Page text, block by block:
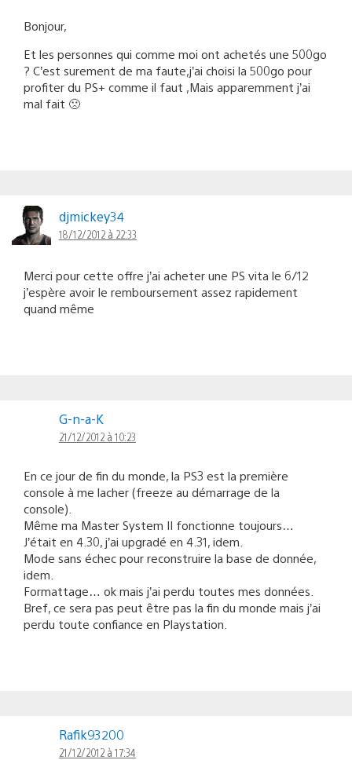
Bonjour,
Et les personnes qui comme moi ont achetés une 500go
? C’est surement de ma faute,j’ai choisi la 500go pour
profiter du PS+ comme il faut ,Mais apparemment j’ai
mal fait 🙁
djmickey34
18/12/2012 à 22:33
Merci pour cette offre j’ai acheter une PS vita le 6/12
j’espère avoir le remboursement assez rapidement
quand même
G-n-a-K
21/12/2012 à 10:23
En ce jour de fin du monde, la PS3 est la première
console à me lacher (freeze au démarrage de la
console).
Même ma Master System II fonctionne toujours…
J’était en 4.30, j’ai upgradé en 4.31, idem.
Mode sans échec pour reconstruire la base de donnée,
idem.
Formattage… ok mais j’ai perdu toutes mes données.
Bref, ce sera pas peut être pas la fin du monde mais j’ai
perdu toute confiance en Playstation.
Rafik93200
21/12/2012 à 17:34